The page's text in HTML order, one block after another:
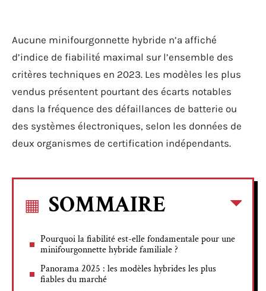
Aucune minifourgonnette hybride n’a affiché
d’indice de fiabilité maximal sur l’ensemble des
critères techniques en 2023. Les modèles les plus
vendus présentent pourtant des écarts notables
dans la fréquence des défaillances de batterie ou
des systèmes électroniques, selon les données de
deux organismes de certification indépendants.
SOMMAIRE
Pourquoi la fiabilité est-elle fondamentale pour une
minifourgonnette hybride familiale ?
Panorama 2025 : les modèles hybrides les plus
fiables du marché